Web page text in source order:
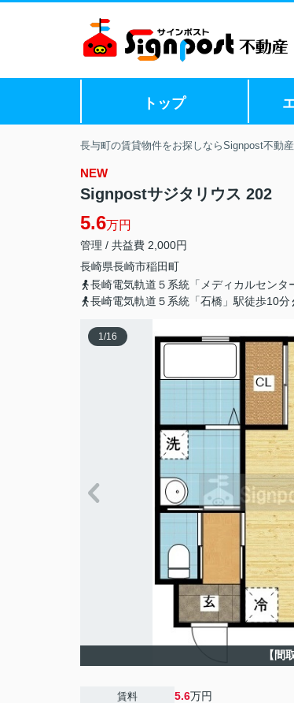
トップ
長与町の賃貸物件をお探しならSignpost不動
NEW
Signpostサジタリウス 202
5.6万円
管理 / 共益費 2,000円
長崎県長崎市稲田町
長崎電気軌道５系統「メディカルセンタ
長崎電気軌道５系統「石橋」駅徒歩10分
1/16
【間
賃料 5.6万円